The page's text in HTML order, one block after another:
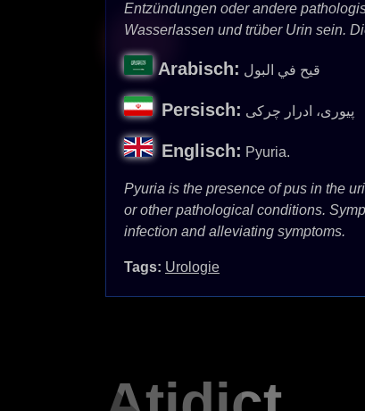
Entzündungen oder andere
Wasserlassen und trüber Urin sein.
Arabisch: قيح في البول
Persisch: پیوری، ادرار چرکی
Englisch: Pyuria.
Pyuria is the presence of pus in the
or other pathological conditions.
infection and alleviating symptoms.
Tags: Urologie